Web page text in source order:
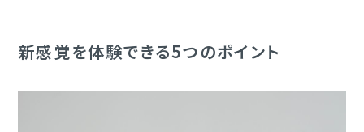
新感覚を体験できる5つのポイント